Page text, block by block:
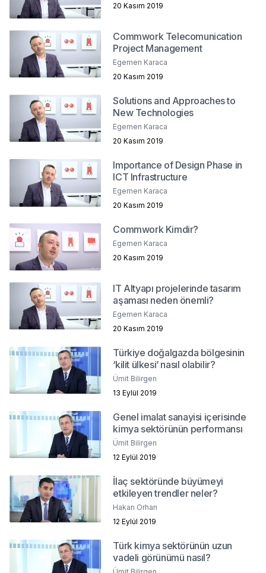
20 Kasım 2019
Commwork Telecomunication
Project Management
Egemen Karaca
20 Kasım 2019
Solutions and Approaches to
New Technologies
Egemen Karaca
20 Kasım 2019
Importance of Design Phase in
ICT Infrastructure
Egemen Karaca
20 Kasım 2019
Commwork Kimdir?
Egemen Karaca
20 Kasım 2019
IT Altyapı projelerinde tasarım
aşaması neden önemli?
Egemen Karaca
20 Kasım 2019
Türkiye doğalgazda bölgesinin
‘kilit ülkesi’ nasıl olabilir?
Ümit Bilirgen
13 Eylül 2019
Genel imalat sanayisi içerisinde
kimya sektörünün performansı
Ümit Bilirgen
12 Eylül 2019
İlaç sektöründe büyümeyi
etkileyen trendler neler?
Hakan Orhan
12 Eylül 2019
Türk kimya sektörünün uzun
vadeli görünümü nasıl?